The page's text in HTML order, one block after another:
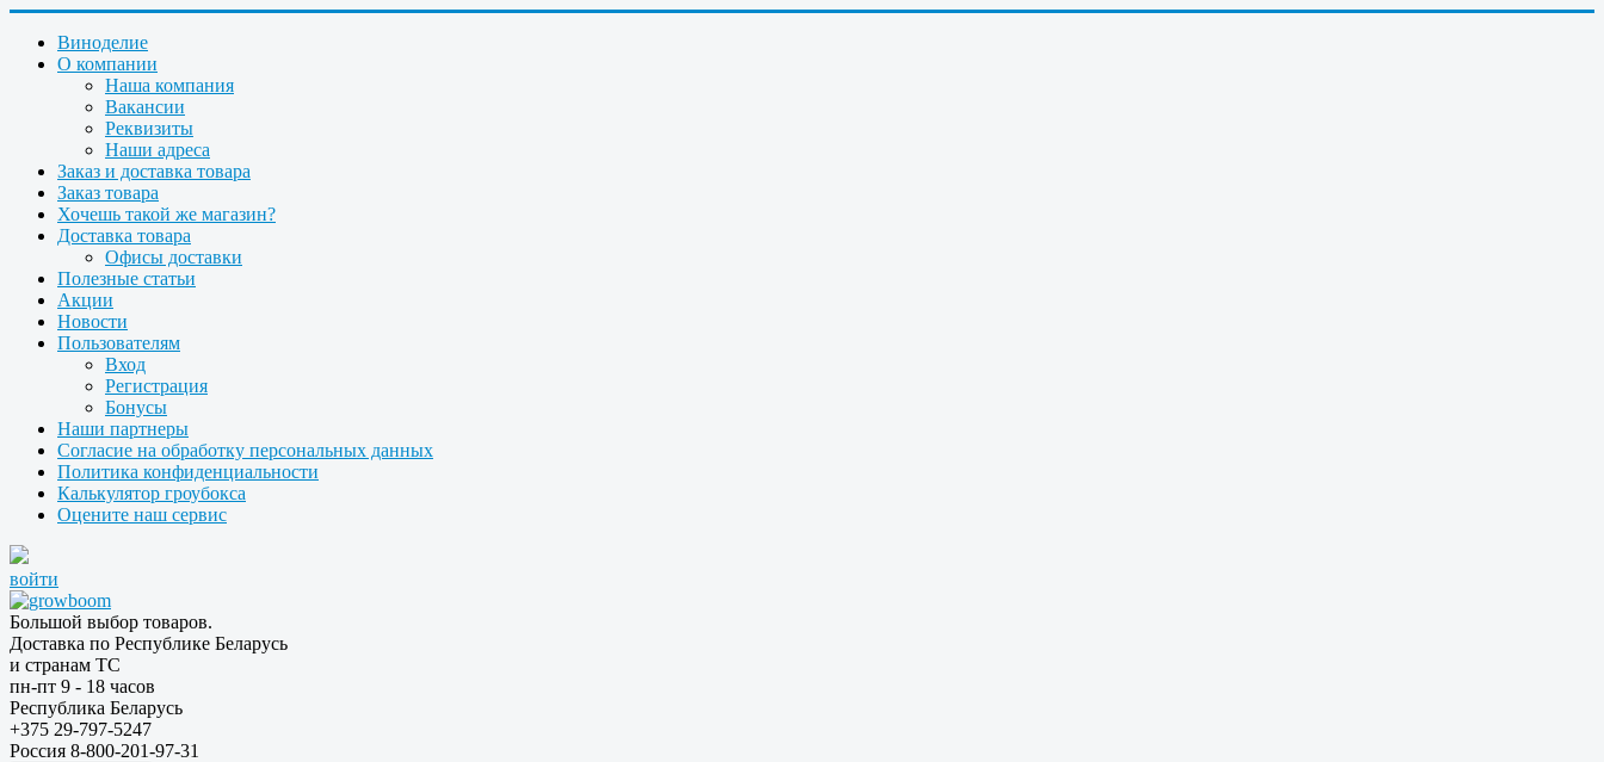
Виноделие
О компании
Наша компания
Вакансии
Реквизиты
Наши адреса
Заказ и доставка товара
Заказ товара
Хочешь такой же магазин?
Доставка товара
Офисы доставки
Полезные статьи
Акции
Новости
Пользователям
Вход
Регистрация
Бонусы
Наши партнеры
Согласие на обработку персональных данных
Политика конфиденциальности
Калькулятор гроубокса
Оцените наш сервис
войти
Большой выбор товаров.
Доставка по Республике Беларусь
и странам ТС
пн-пт 9 - 18 часов
Республика Беларусь
+375 29-797-5247
Россия 8-800-201-97-31